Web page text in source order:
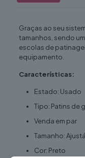
Graças ao seu
tamanhos, sendo
escolas de
equipamento.
Características:
Estado: Usado
Tipo: Patins de
Venda em par
Tamanho:
Cor: Preto